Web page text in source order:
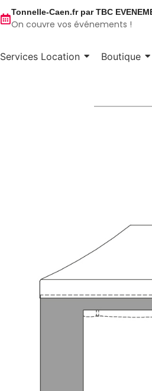
Tonnelle-Caen.fr par TBC
On couvre vos événements !
Services Location Boutique